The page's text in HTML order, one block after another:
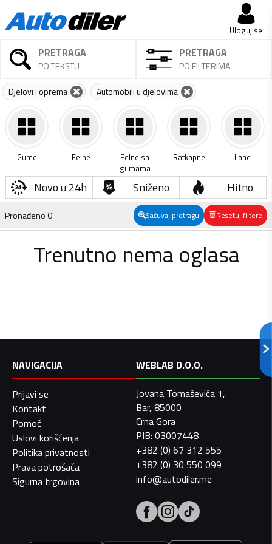
Uloguj se
PRETRAGA
PO TEKSTU
PRETRAGA
PO FILTERIMA
Djelovi i oprema Automobili u djelovima
Gume Felne
Felne sa
gumama
Ratkapne Lanci
Novo u 24h Sniženo Hitno
Pronađeno0 Sačuvaj pretragu Resetuj filtere
Trenutno nema oglasa
NAVIGACIJA
Prijavi se
Kontakt
Pomoć
Uslovi korišćenja
Politika privatnosti
Prava potrošača
Sigurna trgovina
WEBLAB D.O.O.
Jovana Tomaševića 1,
Bar, 85000
Crna Gora
PIB: 03007448
+382 (0) 67 312 555
+382 (0) 30 550 099
info@autodiler.me